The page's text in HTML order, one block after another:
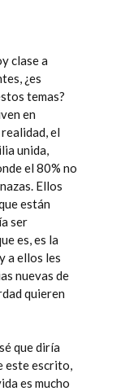
clase a
¿es
temas?
en
el
unida,
el 80% no
Ellos
están
ser
es, es la
a ellos les
nuevas de
quieren
que diría
este escrito,
es mucho